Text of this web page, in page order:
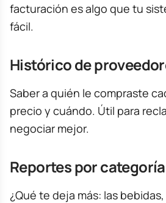
facturación es algo que tu
fácil.
Histórico de
Saber a quién le compraste
precio y cuándo. Útil para
negociar mejor.
Reportes por categoría
¿Qué te deja más: las